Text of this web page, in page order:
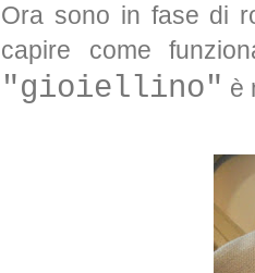
Ora sono in fase di
capire come
"gioiellino" è